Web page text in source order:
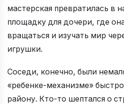
мастерская превратилась в
площадку для дочери, где
вращаться и изучать мир
игрушки.
Соседи, конечно, были
«ребенке-механизме»
району. Кто-то шептался о